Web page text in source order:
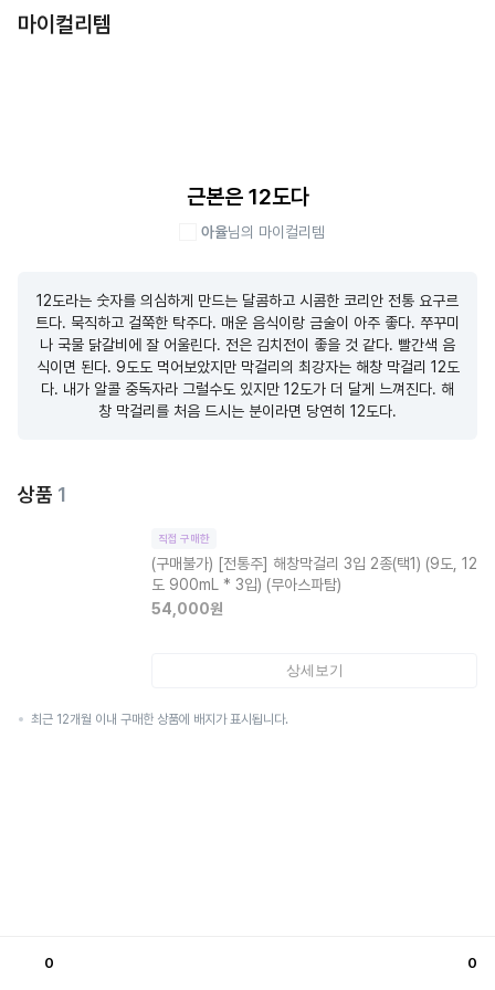
마이컬리템
근본은 12도다
아율님의 마이컬리템
12도라는 숫자를 의심하게 만드는 달콤하고 시콤한 코리안 전통 요구르
트다. 묵직하고 걸쭉한 탁주다. 매운 음식이랑 금술이 아주 좋다. 쭈꾸미
나 국물 닭갈비에 잘 어울린다. 전은 김치전이 좋을 것 같다. 빨간색 음
식이면 된다. 9도도 먹어보았지만 막걸리의 최강자는 해창 막걸리 12도
다. 내가 알콜 중독자라 그럴수도 있지만 12도가 더 달게 느껴진다. 해
창 막걸리를 처음 드시는 분이라면 당연히 12도다.
상품 1
직접 구매한
(구매불가) [전통주] 해창막걸리 3입 2종(택1) (9도, 12
도 900mL * 3입) (무아스파탐)
54,000원
상세보기
최근 12개월 이내 구매한 상품에 배지가 표시됩니다.
0 0